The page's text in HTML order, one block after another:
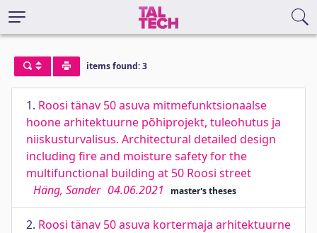
items found: 3
1. Roosi tänav 50 asuva mitmefunktsionaalse
hoone arhitektuurne põhiprojekt, tuleohutus ja
niiskusturvalisus. Architectural detailed design
including fire and moisture safety for the
multifunctional building at 50 Roosi street
Häng, Sander 04.06.2021 master's theses
2. Roosi tänav 50 asuva kortermaja arhitektuurne